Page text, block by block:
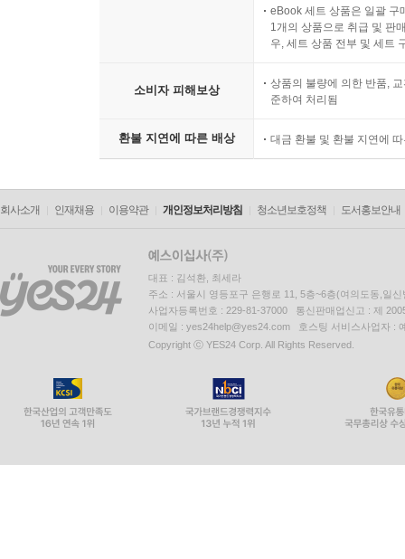
eBook 세트 상품은 일괄 구
1개의 상품으로 취급 및 판
우, 세트 상품 전부 및 세트
소비자 피해보상
상품의 불량에 의한 반품,
준하여 처리됨
환불 지연에 따른 배상 대금 환불 및 환불 지연에
회사소개 인재채용 이용약관 개인정보처리방침 청소년보호정책 도서홍보안내
대표 : 김석환, 최세라
주소 : 서울시 영등포구 은행로 11, 5층~6층(여의도동,일신
사업자등록번호 : 229-81-37000 통신판매업신고 : 제
이메일 : yes24help@yes24.com 호스팅 서비스사업자 :
Copyright ⓒ YES24 Corp. All Rights Reserved.